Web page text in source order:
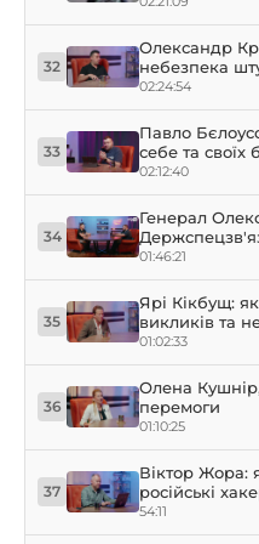
32
Олександр
небезпека
кібершахраїв
02:24:54
33
Павло
себе та своїх
злому –
02:12:40
34
Генерал
умовах
01:46:21
35
Ярі Кікбущ:
викликів та
01:02:33
36
Олена
перемоги
01:10:25
37
Віктор Жора:
російські
54:11